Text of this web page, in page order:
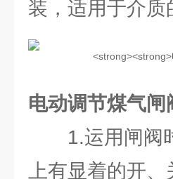
装，适用于介
电动调节煤气闸
1.运用闸阀时
上有显着的开